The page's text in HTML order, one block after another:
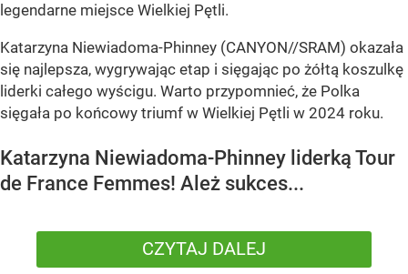
legendarne miejsce Wielkiej Pętli.
Katarzyna Niewiadoma-Phinney (CANYON//SRAM) okazała
się najlepsza, wygrywając etap i sięgając po żółtą koszulkę
liderki całego wyścigu. Warto przypomnieć, że Polka
sięgała po końcowy triumf w Wielkiej Pętli w 2024 roku.
Katarzyna Niewiadoma-Phinney liderką Tour
de France Femmes! Ależ sukces...
CZYTAJ DALEJ